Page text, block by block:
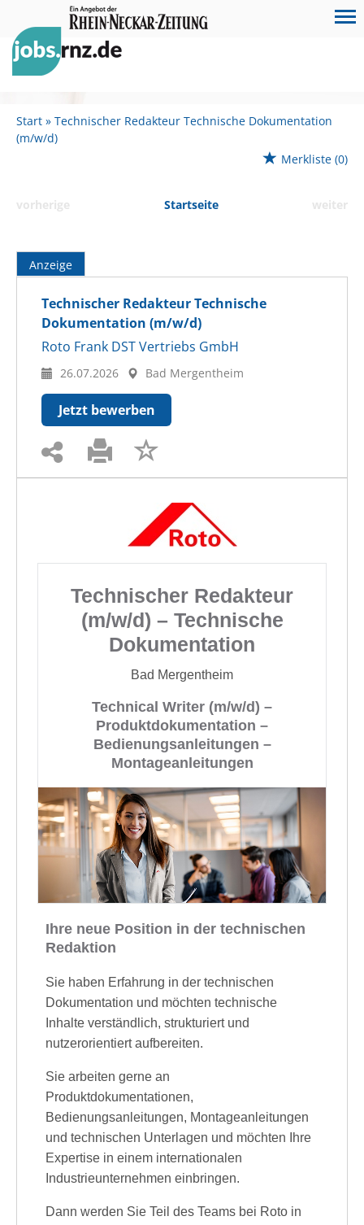
Start
Technischer Redakteur Technische Dokumentation
(m/w/d)
Merkliste (0)
vorherige Startseite weiter
Anzeige
Technischer Redakteur Technische
Dokumentation (m/w/d)
Roto Frank DST Vertriebs GmbH
26.07.2026 Bad Mergentheim
Jetzt bewerben